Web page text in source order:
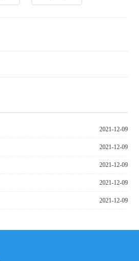
2021-12-09
2021-12-09
2021-12-09
2021-12-09
2021-12-09